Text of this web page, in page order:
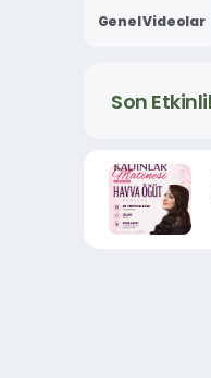
Genel Videolar
Son